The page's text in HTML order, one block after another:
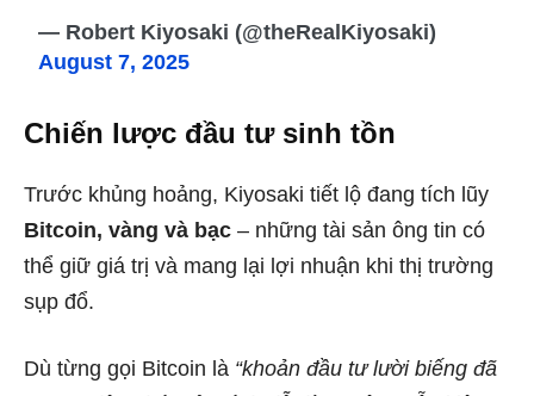
— Robert Kiyosaki (@theRealKiyosaki)
August 7, 2025
Chiến lược đầu tư sinh tồn
Trước khủng hoảng, Kiyosaki tiết lộ đang tích lũy
Bitcoin, vàng và bạc – những tài sản ông tin có
thể giữ giá trị và mang lại lợi nhuận khi thị trường
sụp đổ.
Dù từng gọi Bitcoin là “khoản đầu tư lười biếng đã